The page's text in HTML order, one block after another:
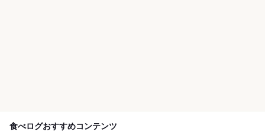
食べログおすすめコンテンツ